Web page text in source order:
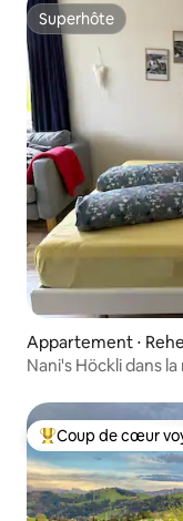
Superhôte
Superhôte
Appartement ⋅
Nani's Höckli dans
Coups de cœur
Coup de cœur